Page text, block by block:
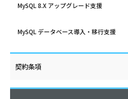
MySQL 8.X アップグレード支援
MySQL データベース導入・移行支援
契約条項